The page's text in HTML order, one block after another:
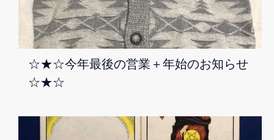
☆★☆今年最後の営業＋年始のお知らせ
☆★☆